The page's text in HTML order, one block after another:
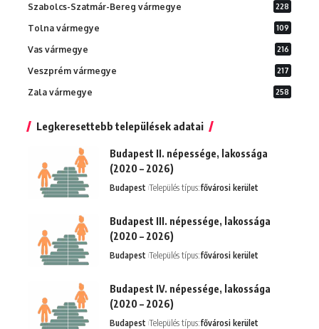
Szabolcs-Szatmár-Bereg vármegye 228
Tolna vármegye 109
Vas vármegye 216
Veszprém vármegye 217
Zala vármegye 258
Legkeresettebb települések adatai
Budapest II. népessége, lakossága
(2020 – 2026)
Budapest Település típus:fővárosi kerület
Budapest III. népessége, lakossága
(2020 – 2026)
Budapest Település típus:fővárosi kerület
Budapest IV. népessége, lakossága
(2020 – 2026)
Budapest Település típus:fővárosi kerület